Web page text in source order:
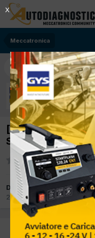
Meccatronica
[Audi Q3 05/2014
Saltuariamente
Da giordano officina
2 Novembre 2018in
giordano
X